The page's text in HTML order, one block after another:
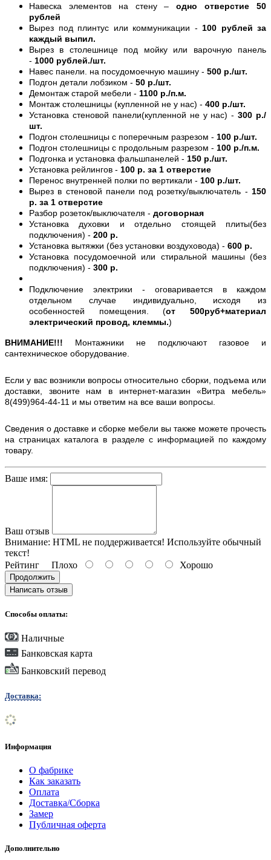
Навеска элементов на стену –одно отверстие 50
рублей
Вырез под плинтус или коммуникации - 100 рублей за
каждый выпил.
Вырез в столешнице под мойку или варочную панель
- 1000 рублей./шт.
Навес панели. на посудомоечную машину - 500 р./шт.
Подгон детали лобзиком - 50 р./шт.
Демонтаж старой мебели - 1100 р./п.м.
Монтаж столешницы (купленной не у нас) - 400 р./шт.
Установка стеновой панели(купленной не у нас) -300 р./
шт.
Подгон столешницы с поперечным разрезом - 100 р./шт.
Подгон столешницы с продольным разрезом - 100 р./п.м.
Подгонка и установка фальшпанелей - 150 р./шт.
Установка рейлингов - 100 р. за 1 отверстие
Перенос внутренней полки по вертикали - 100 р./шт.
Вырез в стеновой панели под розетку/выключатель - 150
р. за 1 отверстие
Разбор розеток/выключателя - договорная
Установка духовки и отдельно стоящей плиты(без
подключения) - 200 р.
Установка вытяжки (без установки воздуховода) - 600 р.
Установка посудомоечной или стиральной машины (без
подключения) - 300 р.
Подключение электрики - оговаривается в каждом
отдельном случае индивидуально, исходя из
особенностей помещения. (от 500руб+материал
электрический провод, клеммы.)
ВНИМАНИЕ!!! Монтажники не подключают газовое и
сантехническое оборудование.
Если у вас возникли вопросы относительно сборки, подъема или
доставки, звоните нам в интернет-магазин «Витра мебель»
8(499)964-44-11 и мы ответим на все ваши вопросы.
Сведения о доставке и сборке мебели вы также можете прочесть
на страницах каталога в разделе с информацией по каждому
товару.
Ваше имя:
Ваш отзыв
Внимание: HTML не поддерживается! Используйте обычный
текст!
Рейтинг Плохо Хорошо
Продолжить
Написать отзыв
Способы оплаты:
Наличные
Банковская карта
Банковский перевод
Доставка:
Информация
О фабрике
Как заказать
Оплата
Доставка/Сборка
Замер
Публичная оферта
Дополнительно